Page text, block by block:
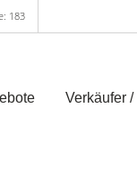
183
Verkäufer